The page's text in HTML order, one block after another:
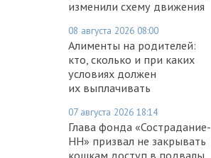
изменили схему движения
08 августа 2026 08:00
Алименты на родителей:
кто, сколько и при каких
условиях должен
их выплачивать
07 августа 2026 18:14
Глава фонда «Сострадание-
НН» призвал не закрывать
кошкам доступ в подвалы